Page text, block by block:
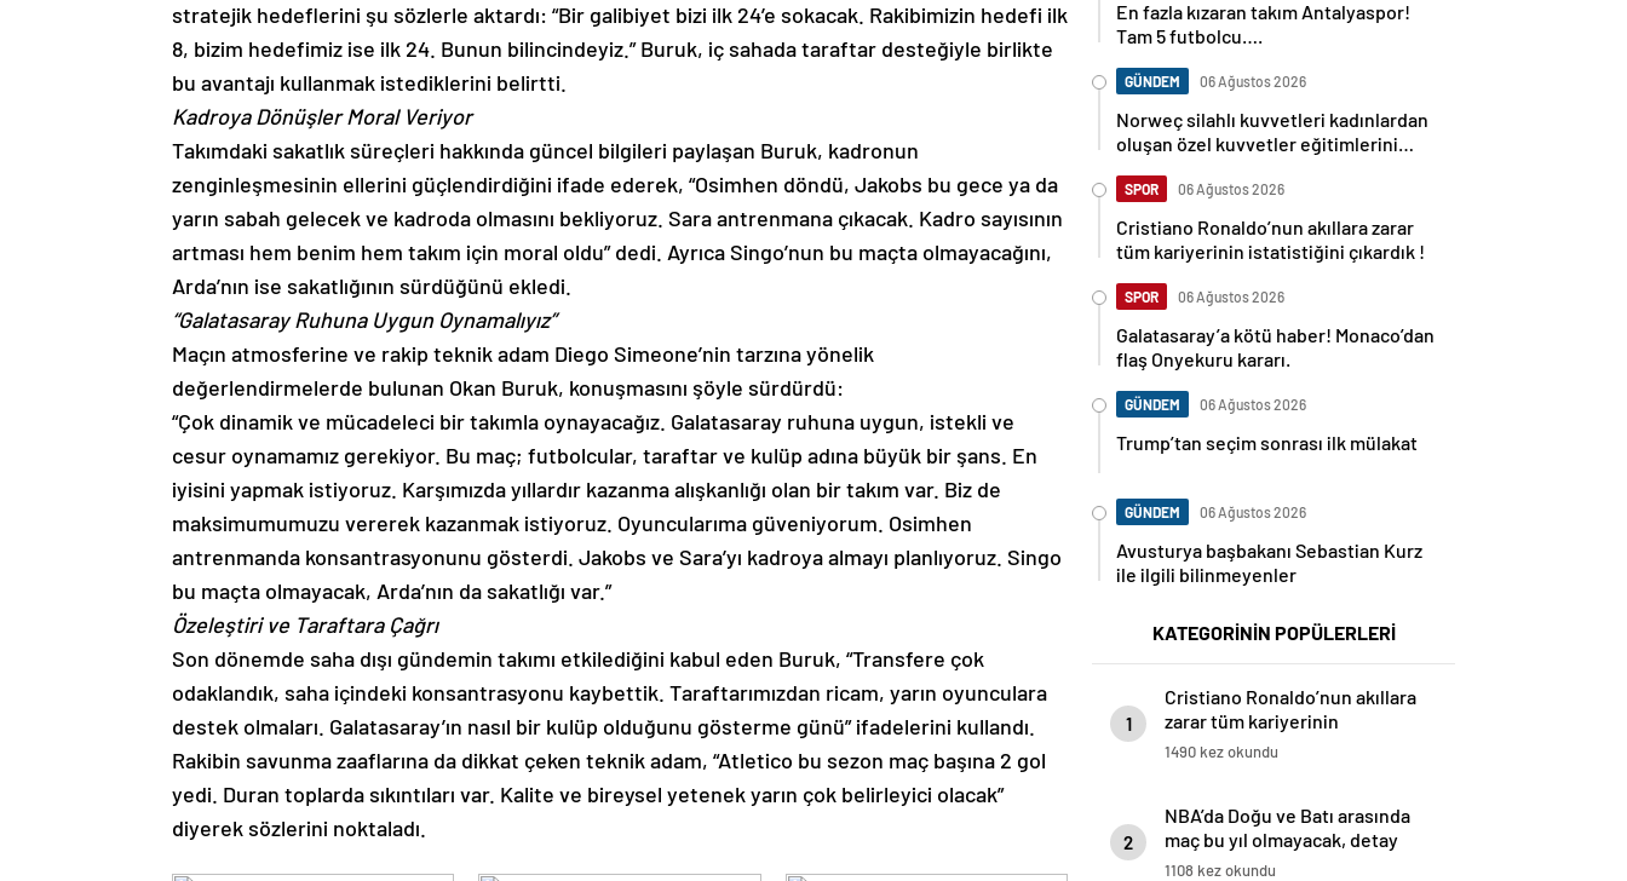
stratejik hedeflerini şu sözlerle aktardı: “Bir galibiyet bizi ilk 24’e sokacak. Rakibimizin hedefi ilk
8, bizim hedefimiz ise ilk 24. Bunun bilincindeyiz.” Buruk, iç sahada taraftar desteğiyle birlikte
bu avantajı kullanmak istediklerini belirtti.
Kadroya Dönüşler Moral Veriyor
Takımdaki sakatlık süreçleri hakkında güncel bilgileri paylaşan Buruk, kadronun
zenginleşmesinin ellerini güçlendirdiğini ifade ederek, “Osimhen döndü, Jakobs bu gece ya da
yarın sabah gelecek ve kadroda olmasını bekliyoruz. Sara antrenmana çıkacak. Kadro sayısının
artması hem benim hem takım için moral oldu” dedi. Ayrıca Singo’nun bu maçta olmayacağını,
Arda’nın ise sakatlığının sürdüğünü ekledi.
“Galatasaray Ruhuna Uygun Oynamalıyız”
Maçın atmosferine ve rakip teknik adam Diego Simeone’nin tarzına yönelik
değerlendirmelerde bulunan Okan Buruk, konuşmasını şöyle sürdürdü:
“Çok dinamik ve mücadeleci bir takımla oynayacağız. Galatasaray ruhuna uygun, istekli ve
cesur oynamamız gerekiyor. Bu maç; futbolcular, taraftar ve kulüp adına büyük bir şans. En
iyisini yapmak istiyoruz. Karşımızda yıllardır kazanma alışkanlığı olan bir takım var. Biz de
maksimumumuzu vererek kazanmak istiyoruz. Oyuncularıma güveniyorum. Osimhen
antrenmanda konsantrasyonunu gösterdi. Jakobs ve Sara’yı kadroya almayı planlıyoruz. Singo
bu maçta olmayacak, Arda’nın da sakatlığı var.”
Özeleştiri ve Taraftara Çağrı
Son dönemde saha dışı gündemin takımı etkilediğini kabul eden Buruk, “Transfere çok
odaklandık, saha içindeki konsantrasyonu kaybettik. Taraftarımızdan ricam, yarın oyunculara
destek olmaları. Galatasaray’ın nasıl bir kulüp olduğunu gösterme günü” ifadelerini kullandı.
Rakibin savunma zaaflarına da dikkat çeken teknik adam, “Atletico bu sezon maç başına 2 gol
yedi. Duran toplarda sıkıntıları var. Kalite ve bireysel yetenek yarın çok belirleyici olacak”
diyerek sözlerini noktaladı.
En fazla kızaran takım Antalyaspor!
Tam 5 futbolcu….
GÜNDEM 06 Ağustos 2026
Norweç silahlı kuvvetleri kadınlardan
oluşan özel kuvvetler eğitimlerini
SPOR 06 Ağustos 2026
Cristiano Ronaldo’nun akıllara zarar
tüm kariyerinin istatistiğini çıkardık !
SPOR 06 Ağustos 2026
Galatasaray’a kötü haber! Monaco’dan
flaş Onyekuru kararı.
GÜNDEM 06 Ağustos 2026
Trump’tan seçim sonrası ilk mülakat
GÜNDEM 06 Ağustos 2026
Avusturya başbakanı Sebastian Kurz
ile ilgili bilinmeyenler
KATEGORİNİN POPÜLERLERİ
1
Cristiano Ronaldo’nun akıllara
zarar tüm kariyerinin
istatistiğini çıkardık !
1490 kez okundu
2
NBA’da Doğu ve Batı arasında
maç bu yıl olmayacak, detay
haberimizde.
1108 kez okundu